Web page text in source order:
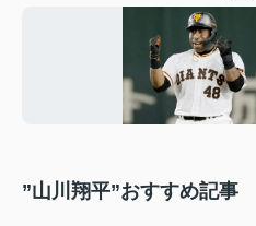
”山川翔平”おすすめ記事